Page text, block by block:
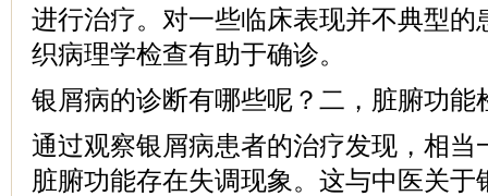
进行治疗。对一些临床表现并不典型的
织病理学检查有助于确诊。
银屑病的诊断有哪些呢？二，脏腑功能
通过观察银屑病患者的治疗发现，相当
脏腑功能存在失调现象。这与中医关于